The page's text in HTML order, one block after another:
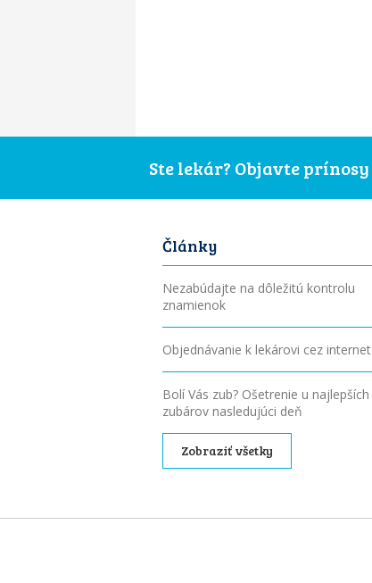
Ste lekár? Objavte
Články
Nezabúdajte na dôležitú kontrolu
znamienok
Objednávanie k lekárovi cez internet
Bolí Vás zub? Ošetrenie u najlepších
zubárov nasledujúci deň
Zobraziť všetky